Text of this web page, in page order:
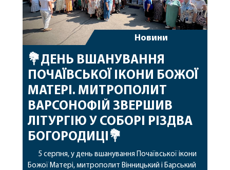
Новини
💐ДЕНЬ ВШАНУВАННЯ
ПОЧАЇВСЬКОЇ ІКОНИ БОЖОЇ
МАТЕРІ. МИТРОПОЛИТ
ВАРСОНОФІЙ ЗВЕРШИВ
ЛІТУРГІЮ У СОБОРІ РІЗДВА
БОГОРОДИЦІ💐
5 серпня, у день вшанування Почаївської ікони
Божої Матері, митрополит Вінницький і Барський